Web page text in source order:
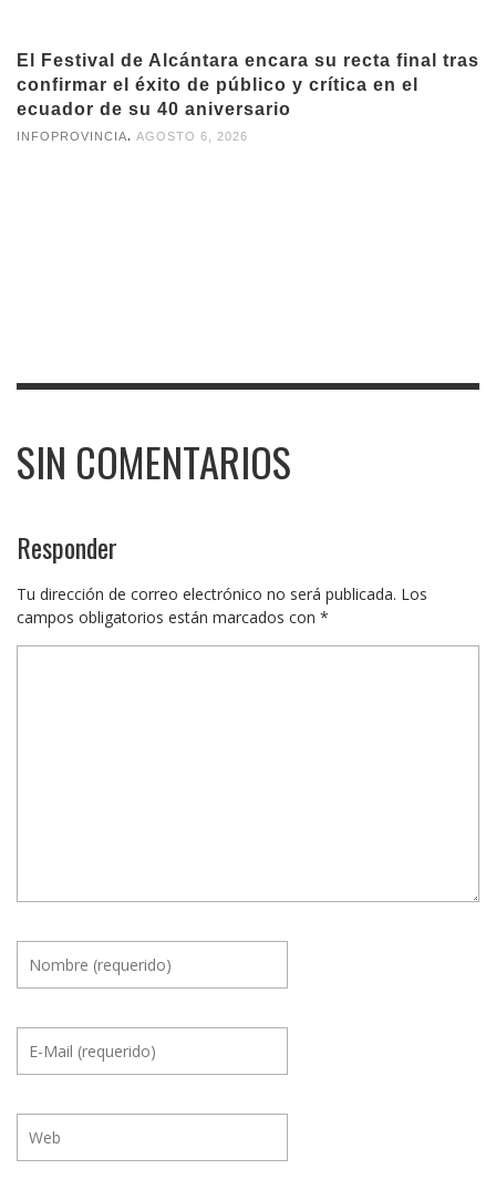
El Festival de Alcántara encara su recta final tras
confirmar el éxito de público y crítica en el
ecuador de su 40 aniversario
INFOPROVINCIA AGOSTO 6, 2026
SIN COMENTARIOS
Responder
Tu dirección de correo electrónico no será publicada. Los
campos obligatorios están marcados con *